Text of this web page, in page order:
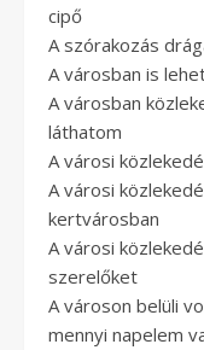
cipő
A szórakozás
A városban is
A városban
láthatom
A városi
A városi
kertvárosban
A városi
szerelőket
A városon belüli
mennyi napelem